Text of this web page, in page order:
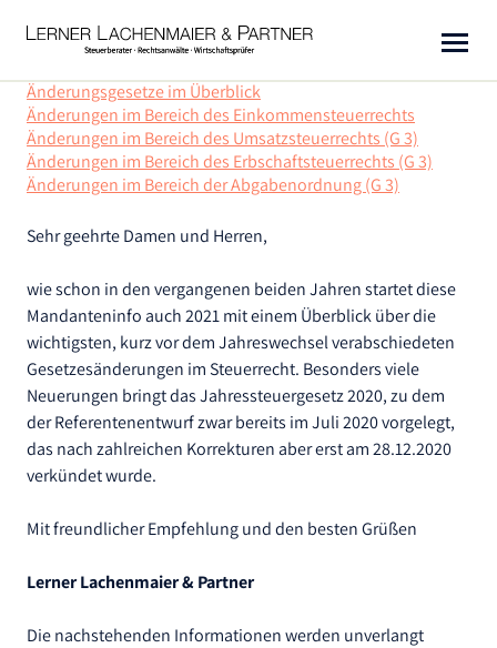
KANZLEI
Unsere Kompetenzen
Berater
Standorte
Service
Kooperationen / Branchen
Soziales
Auszeichnungen
LEISTUNGEN
Wirtschaftsprüfung
Rechtsberatung
Kanzleimagazin
Warnhinweise
KONTAKT
LLP-CLOUD
Impressum
Datenschutz
Änderungsgesetze im Überblick
Änderungen im Bereich des Einkommensteuerrechts
Änderungen im Bereich des Umsatzsteuerrechts (G 3)
Änderungen im Bereich des Erbschaftsteuerrechts (G 3)
Änderungen im Bereich der Abgabenordnung (G 3)
Sehr geehrte Damen und Herren,
wie schon in den vergangenen beiden Jahren startet diese
Mandanteninfo auch 2021 mit einem Überblick über die
wichtigsten, kurz vor dem Jahreswechsel verabschiedeten
Gesetzesänderungen im Steuerrecht. Besonders viele
Neuerungen bringt das Jahressteuergesetz 2020, zu dem
der Referentenentwurf zwar bereits im Juli 2020 vorgelegt,
das nach zahlreichen Korrekturen aber erst am 28.12.2020
verkündet wurde.
Mit freundlicher Empfehlung und den besten Grüßen
Lerner Lachenmaier & Partner
Die nachstehenden Informationen werden unverlangt